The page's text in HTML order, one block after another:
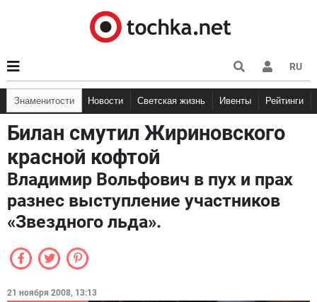
RU
Знаменитости Новости Светская жизнь Ивенты Рейтинги
Билан смутил Жириновского
красной кофтой
Владимир Вольфович в пух и прах
разнес выступление участников
«Звездного льда».
21 ноября 2008, 13:13